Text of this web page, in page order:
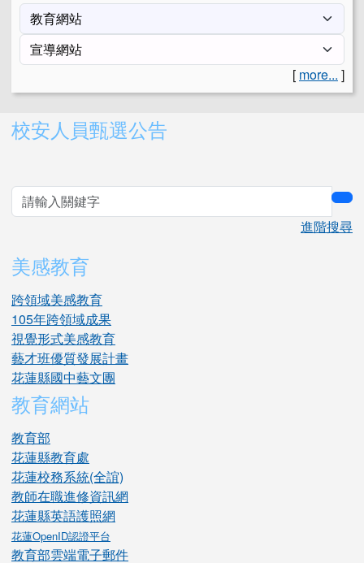
[ more... ]
右邊區域內容
校安人員甄選公告
進階搜尋
美感教育
跨領域美感教育
105年跨領域成果
視覺形式美感教育
藝才班優質發展計畫
花蓮縣國中藝文團
教育網站
教育部
花蓮縣教育處
花蓮校務系統(全誼)
教師在職進修資訊網
花蓮縣英語護照網
花蓮OpenID認證平台
教育部雲端電子郵件